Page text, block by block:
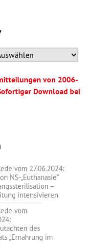
von 2006-
Download bei
vom 27.06.2024:
NS-„Euthanasie”
–
intensivieren
vom
des
„Ernährung im